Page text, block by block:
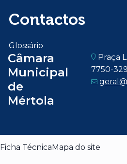
Contactos
Glossário
Câmara
Municipal
de
Mértola
Praça
7750-
Ficha TécnicaMapa do site